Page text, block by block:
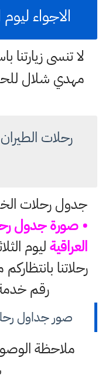
الاجواء ليوم
لا تنسى زيارتنا
مهدي شلال
رحلات
جدول رحلات
• صورة جدول
العراقيةليوم الثلاثاء
رحلاتنا
رقم خدمة
صور جداول
ملاحظة